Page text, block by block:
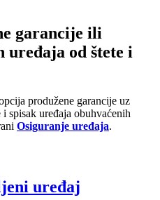
garancije ili
uređaja od štete i
produžene garancije uz
spisak uređaja obuhvaćenih
Osiguranje uređaja.
uređaj